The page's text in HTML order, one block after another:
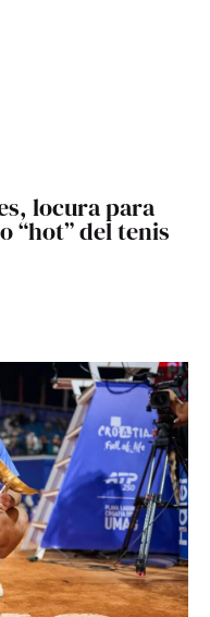
locura para
“hot” del tenis